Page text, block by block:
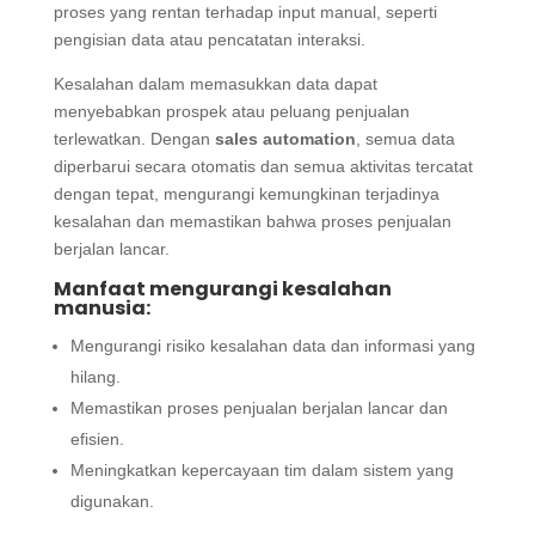
proses yang rentan terhadap input manual, seperti
pengisian data atau pencatatan interaksi.
Kesalahan dalam memasukkan data dapat
menyebabkan prospek atau peluang penjualan
terlewatkan. Dengan sales automation , semua data
diperbarui secara otomatis dan semua aktivitas tercatat
dengan tepat, mengurangi kemungkinan terjadinya
kesalahan dan memastikan bahwa proses penjualan
berjalan lancar.
Manfaat mengurangi kesalahan
manusia:
Mengurangi risiko kesalahan data dan informasi yang
hilang.
Memastikan proses penjualan berjalan lancar dan
efisien.
Meningkatkan kepercayaan tim dalam sistem yang
digunakan.